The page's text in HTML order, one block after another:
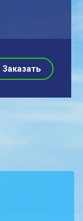
Заказать